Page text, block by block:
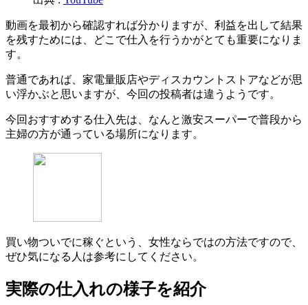
動画を最初から確認すれば分かりますが、利益を出して結果
を残すためには、どこで仕入を行うかがとても重要になりま
す。
普通であれば、家電量販店やディスカウントストアなどが思
い浮かぶと思いますが、今回の投稿者は違うようです。
今回おすすめする仕入先は、なんと激安スーパーで普段から
主婦の方が通っている場所になります。
買い物ついでに稼ぐという、女性ならではの方法ですので、
ぜひ気になる人は参考にしてください。
実際の仕入れの様子を紹介